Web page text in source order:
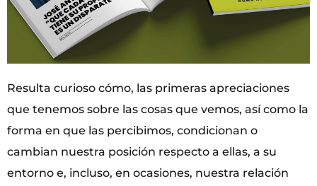
Resulta curioso cómo, las primeras apreciaciones
que tenemos sobre las cosas que vemos, así como la
forma en que las percibimos, condicionan o
cambian nuestra posición respecto a ellas, a su
entorno e, incluso, en ocasiones, nuestra relación